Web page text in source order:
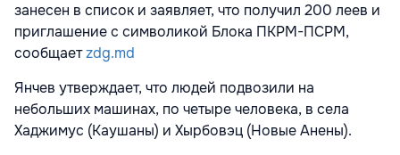
занесен в список и заявляет, что получил 200 леев и
приглашение с символикой Блока ПКРМ-ПСРМ,
сообщаетzdg.md
Янчев утверждает, что людей подвозили на
небольших машинах, по четыре человека, в села
Хаджимус (Каушаны) и Хырбовэц (Новые Анены).